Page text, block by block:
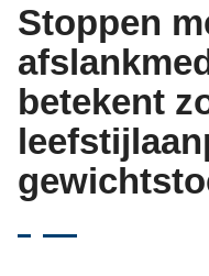
Stoppen
betekent